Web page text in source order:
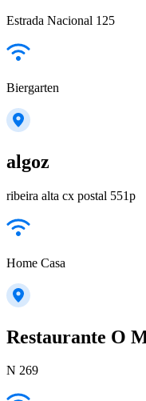
Estrada Nacional 125
Biergarten
algoz
ribeira alta cx postal 551p
Home Casa
Restaurante O
N 269